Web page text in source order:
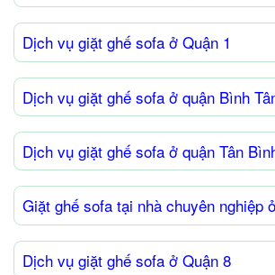
Dịch vụ giặt ghế sofa ở Quận 1
Dịch vụ giặt ghế sofa ở quận Bình
Dịch vụ giặt ghế sofa ở quận Tân
Giặt ghế sofa tại nhà chuyên nghiệp
Dịch vụ giặt ghế sofa ở Quận 8